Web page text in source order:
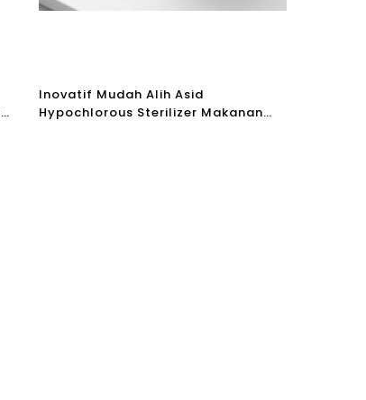
Inovatif Mudah Alih Asid
Hypochlorous Sterilizer Makanan